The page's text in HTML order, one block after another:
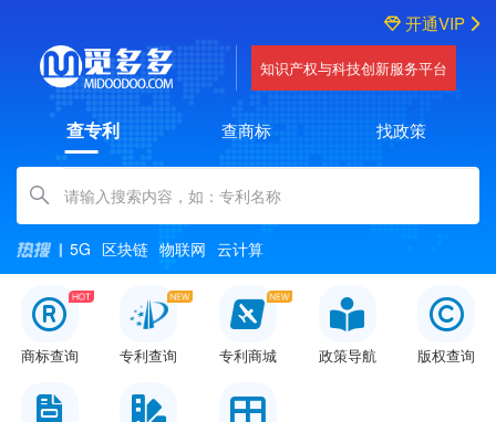
开通VIP
知识产权与科技创新服务平台
查专利 查商标 找政策
Amount (in dollars)
5G 区块链 物联网 云计算
商标查询 专利查询 专利商城 政策导航 版权查询